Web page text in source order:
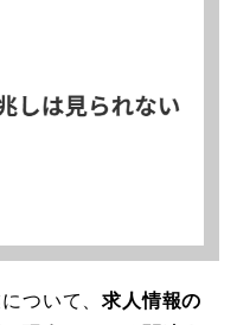
ついて、求人情報の